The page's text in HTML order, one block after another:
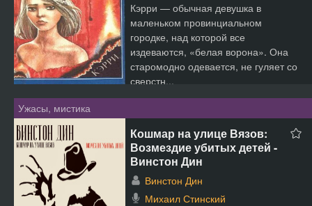
Кэрри — обычная девушка в
маленьком провинциальном
городке, над которой все
издеваются, «белая ворона». Она
старомодно одевается, не гуляет со
сверстн...
Ужасы, мистика
Кошмар на улице Вязов:
Возмездие убитых детей -
Винстон Дин
Винстон Дин
Михаил Стинский